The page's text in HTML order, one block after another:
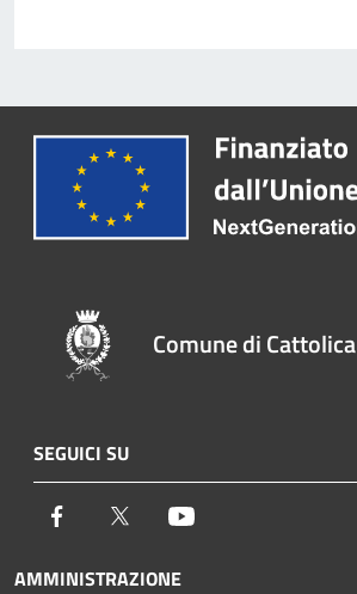
Comune di Cattolica
SEGUICI SU
Facebook Twitter
AMMINISTRAZIONE